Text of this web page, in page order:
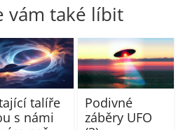
vám také líbit
talíře
s námi
Podivné
záběry UFO